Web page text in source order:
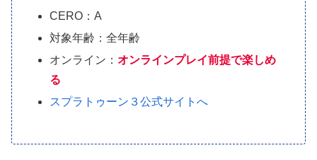
CERO：A
対象年齢：全年齢
オンライン：オンラインプレイ前提で楽しめ
る
スプラトゥーン３公式サイトへ